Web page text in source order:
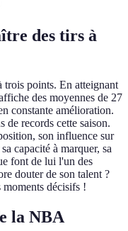
des tirs à
trois points. En atteignant
des moyennes de 27
constante amélioration.
records cette saison.
son influence sur
capacité à marquer, sa
font de lui l'un des
douter de son talent ?
moments décisifs !
la NBA